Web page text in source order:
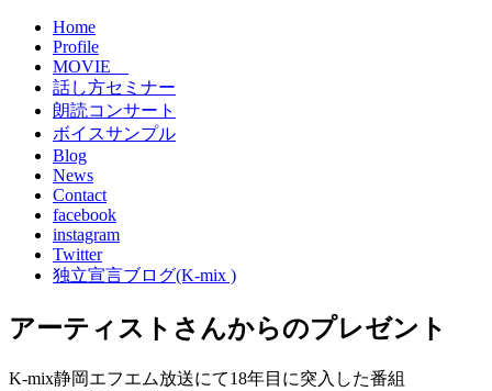
Home
Profile
MOVIE
話し方セミナー
朗読コンサート
ボイスサンプル
Blog
News
Contact
facebook
instagram
Twitter
独立宣言ブログ(K-mix )
アーティストさんからのプレゼント
K-mix静岡エフエム放送にて18年目に突入した番組